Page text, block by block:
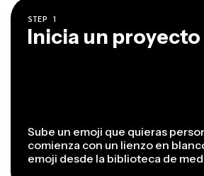
STEP 1
Inicia un proyecto
Sube un emoji que quieras
comienza con un lienzo en
emoji desde la biblioteca de